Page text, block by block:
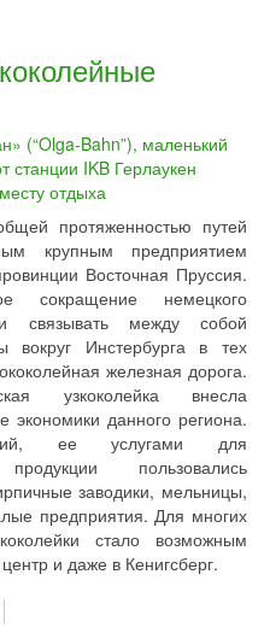
протяженностью путей
крупным предприятием
Восточная Пруссия.
сокращение немецкого
связывать между собой
вокруг Инстербурга в тех
железная дорога.
узкоколейка внесла
экономики данного региона.
ее услугами для
пользовались
заводики, мельницы,
предприятия. Для многих
стало возможным
и даже в Кенигсберг.